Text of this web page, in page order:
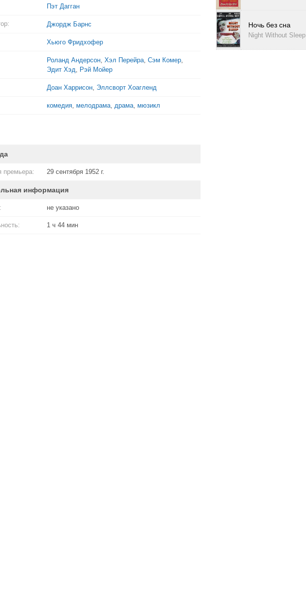
Пэт Дагган
Джордж Барнс
Хьюго Фридхофер
Роланд Андерсон, Хэл Перейра, Сэм Комер,
Эдит Хэд, Рэй Мойер
Доан Харрисон, Эллсворт Хоагленд
комедия, мелодрама, драма, мюзикл
премьера: 29 сентября 1952 г.
информация
не указано
1 ч 44 мин
Ночь без сна
Night Without Sleep